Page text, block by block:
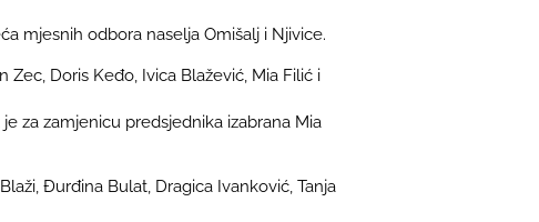
mjesnih odbora naselja Omišalj i Njivice.
Zec, Doris Keđo, Ivica Blažević, Mia Filić i
za zamjenicu predsjednika izabrana Mia
Đurđina Bulat, Dragica Ivanković, Tanja